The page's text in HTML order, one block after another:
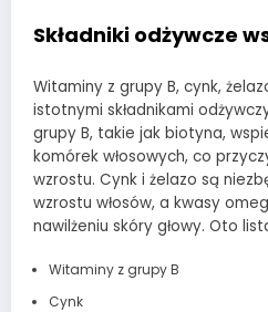
Składniki odżywcze
Witaminy z grupy B, cynk,
istotnymi składnikami
grupy B, takie jak biotyna,
komórek włosowych, co
wzrostu. Cynk i żelazo są
wzrostu włosów, a kwasy
nawilżeniu skóry głowy. Oto
Witaminy z grupy B
Cynk